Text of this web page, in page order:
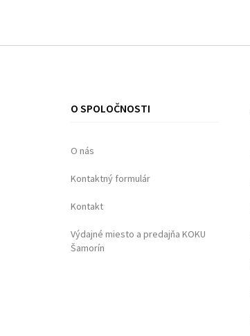
O SPOLOČNOSTI
O nás
Kontaktný formulár
Kontakt
Výdajné miesto a predajňa KOKU
Šamorín